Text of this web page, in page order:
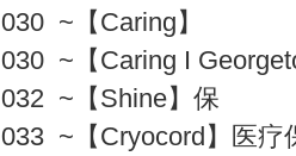
030 ~【Caring】
030 ~【Caring I
032 ~【Shine】保
033 ~【Cryocord】医疗